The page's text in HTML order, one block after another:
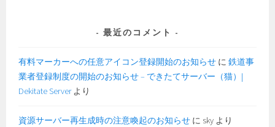
最近のコメント
有料マーカーへの任意アイコン登録開始のお知らせ に鉄道事
業者登録制度の開始のお知らせ – できたてサーバー（猫）|
Dekitate Serverより
資源サーバー再生成時の注意喚起のお知らせ に sky より